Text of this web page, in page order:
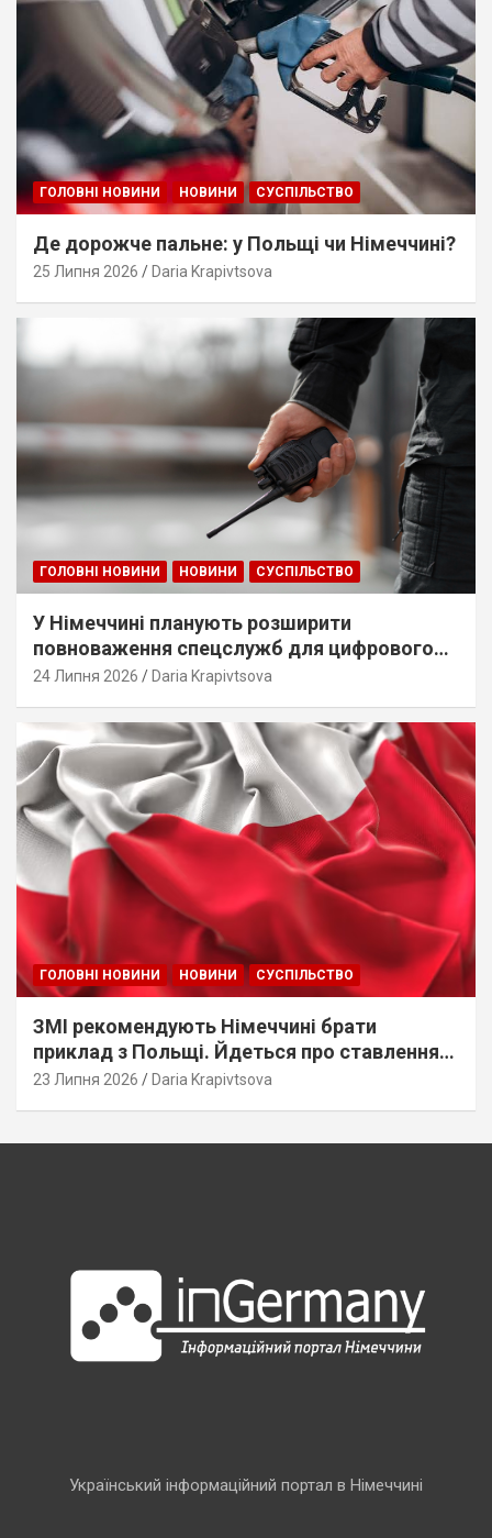
ГОЛОВНІ НОВИНИ НОВИНИ СУСПІЛЬСТВО
Де дорожче пальне: у Польщі чи Німеччині?
25 Липня 2026 Daria Krapivtsova
ГОЛОВНІ НОВИНИ НОВИНИ СУСПІЛЬСТВО
У Німеччині планують розширити
повноваження спецслужб для цифрового
стеження
24 Липня 2026 Daria Krapivtsova
ГОЛОВНІ НОВИНИ НОВИНИ СУСПІЛЬСТВО
ЗМІ рекомендують Німеччині брати
приклад з Польщі. Йдеться про ставлення
до українців
23 Липня 2026 Daria Krapivtsova
Український інформаційний портал в Німеччині